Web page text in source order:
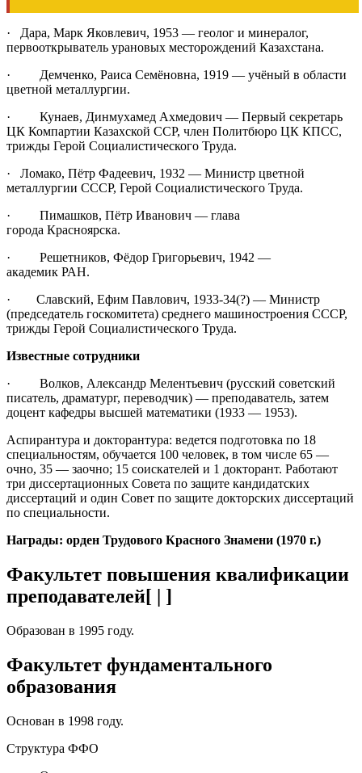
· Дара, Марк Яковлевич, 1953 — геолог и минералог,
первооткрыватель урановых месторождений Казахстана.
· Демченко, Раиса Семёновна, 1919 — учёный в области
цветной металлургии.
· Кунаев, Динмухамед Ахмедович — Первый секретарь
ЦК Компартии Казахской ССР, член Политбюро ЦК КПСС,
трижды Герой Социалистического Труда.
· Ломако, Пётр Фадеевич, 1932 — Министр цветной
металлургии СССР, Герой Социалистического Труда.
· Пимашков, Пётр Иванович — глава
города Красноярска.
· Решетников, Фёдор Григорьевич, 1942 —
академик РАН.
· Славский, Ефим Павлович, 1933-34(?) — Министр
(председатель госкомитета) среднего машиностроения СССР,
трижды Герой Социалистического Труда.
Известные сотрудники
· Волков, Александр Мелентьевич (русский советский
писатель, драматург, переводчик) — преподаватель, затем
доцент кафедры высшей математики (1933 — 1953).
Аспирантура и докторантура: ведется подготовка по 18
специальностям, обучается 100 человек, в том числе 65 —
очно, 35 — заочно; 15 соискателей и 1 докторант. Работают
три диссертационных Совета по защите кандидатских
диссертаций и один Совет по защите докторских диссертаций
по специальности.
Награды: орден Трудового Красного Знамени (1970 г.)
Факультет повышения квалификации
преподавателей[ | ]
Образован в 1995 году.
Факультет фундаментального
образования
Основан в 1998 году.
Структура ФФО